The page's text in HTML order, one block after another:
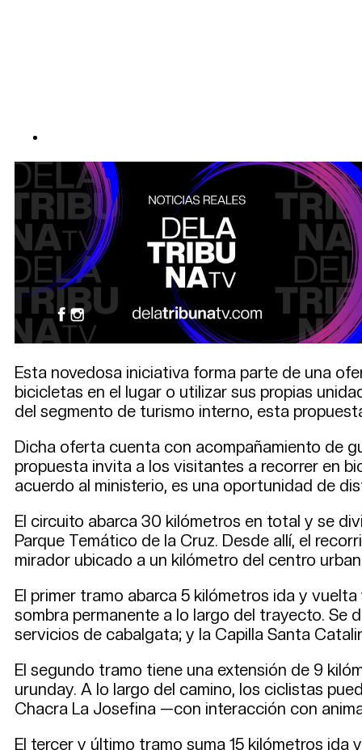
Esta novedosa iniciativa forma parte de una
bicicletas en el lugar o utilizar sus propias
del segmento de turismo interno, esta
Dicha oferta cuenta con acompañamiento de
propuesta invita a los visitantes a recorrer en
acuerdo al ministerio, es una oportunidad de
El circuito abarca 30 kilómetros en total y se
Parque Temático de la Cruz. Desde allí, el
mirador ubicado a un kilómetro del centro
El primer tramo abarca 5 kilómetros ida y
sombra permanente a lo largo del trayecto. Se
servicios de cabalgata; y la Capilla Santa
El segundo tramo tiene una extensión de 9
urunday. A lo largo del camino, los ciclistas
Chacra La Josefina —con interacción con
El tercer y último tramo suma 15 kilómetros